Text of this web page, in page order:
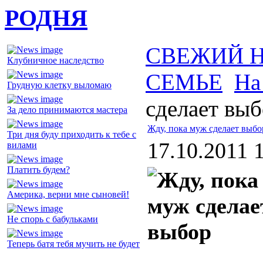
РОДНЯ
Клубничное наследство
Грудную клетку выломаю
За дело принимаются мастера
Три дня буду приходить к тебе с
вилами
Платить будем?
Америка, верни мне сыновей!
Не спорь с бабульками
Теперь батя тебя мучить не будет
СВЕЖИЙ
СЕМЬЕ На
сделает
Жду, пока муж сделает
17.10.2011